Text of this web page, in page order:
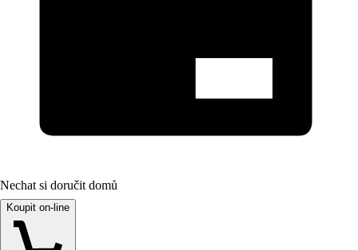
Nechat si doručit domů
Koupit on-line